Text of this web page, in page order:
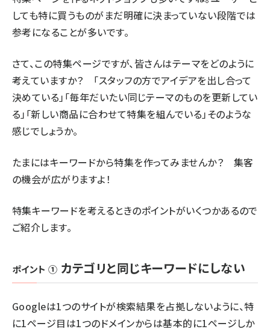
しても特に買うものがまだ明確に決まっていない段階では
参考になることが多いです。
さて、この特集ページですが、皆さんはテーマをどのように
考えていますか？ 「スタッフの方でアイデアを出し合って
決めている」「毎年だいたい同じテーマのものを更新してい
る」「新しい商品に合わせて特集を組んでいる」そのような
感じでしょうか。
たまにはキーワードから特集を作ってみませんか？ 集客
の機会が広がりますよ！
特集キーワードを考えるときのポイントがいくつかあるので
ご紹介します。
ポイント ① カテゴリと同じキーワードにしない
Googleは1つのサイトが検索結果を占拠しないように、特
に1ページ目は1つのドメインからは基本的に1ページしか